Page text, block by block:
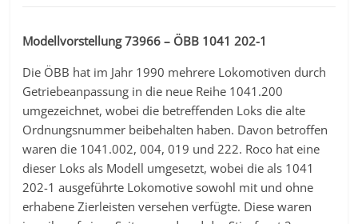
Modellvorstellung 73966 – ÖBB 1041 202-1
Die ÖBB hat im Jahr 1990 mehrere Lokomotiven durch
Getriebeanpassung in die neue Reihe 1041.200
umgezeichnet, wobei die betreffenden Loks die alte
Ordnungsnummer beibehalten haben. Davon betroffen
waren die 1041.002, 004, 019 und 222. Roco hat eine
dieser Loks als Modell umgesetzt, wobei die als 1041
202-1 ausgeführte Lokomotive sowohl mit und ohne
erhabene Zierleisten versehen verfügte. Diese waren